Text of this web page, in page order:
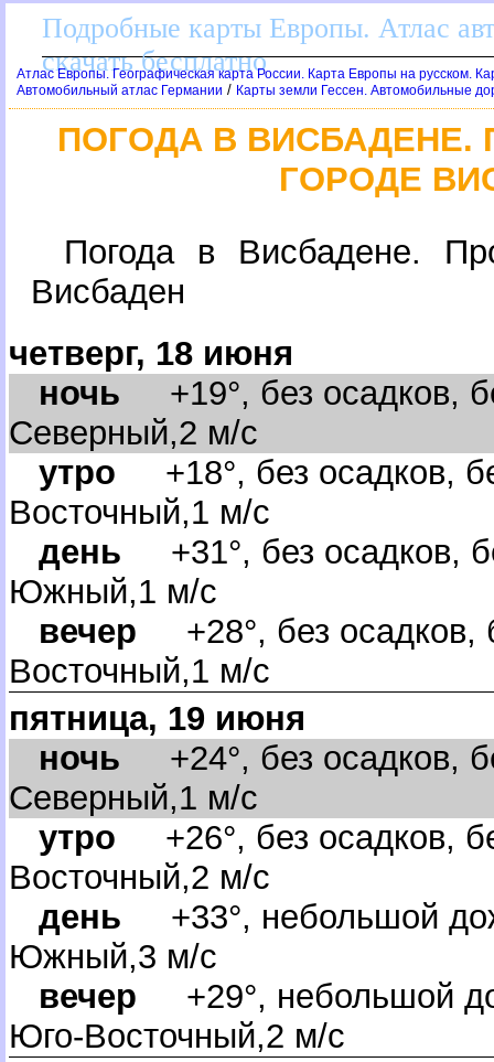
Подробные карты Европы. Атлас
скачать бесплатно
Атлас Европы. Географическая карта России. Карта Европы на русском.
Автомобильный атлас Германии / Карты земли Гессен. Автомобильные
ПОГОДА В
ГОРОДЕ
Погода в Висбадене.
исбаден
четверг, 18 июня
ночь +19°, без осадков,
Северный,2 м/с
утро +18°, без осадков,
осточный,1 м/с
день +31°, без осадков,
Южный,1 м/с
ечер +28°, без осадков,
осточный,1 м/с
пятница, 19 июня
ночь +24°, без осадков,
Северный,1 м/с
утро +26°, без осадков,
осточный,2 м/с
день +33°, небольшой
Южный,3 м/с
ечер +29°, небольшой
Юго-Восточный,2 м/с